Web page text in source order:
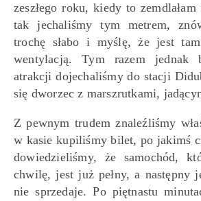
zeszłego roku, kiedy to
tak jechaliśmy tym metrem,
trochę słabo i myślę, że jest
wentylacją. Tym razem jednak
atrakcji dojechaliśmy do stacji
się dworzec z marszrutkami,
Z pewnym trudem znaleźliśmy
w kasie kupiliśmy bilet, po jakimś
dowiedzieliśmy, że samochód,
chwilę, jest już pełny, a następny
nie sprzedaje. Po piętnastu